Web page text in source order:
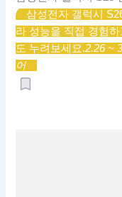
삼성전자 갤럭시
라 성능을 직접 경험
도 누려보세요.2.26 ~
어